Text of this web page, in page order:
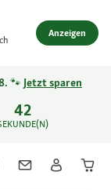
Anzeigen
42
🐾 Jetzt sparen